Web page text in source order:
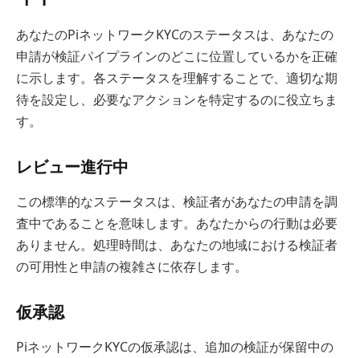
あなたのPiネットワークKYCのステータスは、あなたの
申請が検証パイプラインのどこに位置しているかを正確
に示します。各ステータスを理解することで、適切な期
待を設定し、必要なアクションを特定するのに役立ちま
す。
レビュー進行中
この標準的なステータスは、検証者があなたの申請を調
査中であることを意味します。あなたからの行動は必要
ありません。処理時間は、あなたの地域における検証者
の可用性と申請の複雑さに依存します。
仮承認
PiネットワークKYCの仮承認は、追加の検証が保留中の